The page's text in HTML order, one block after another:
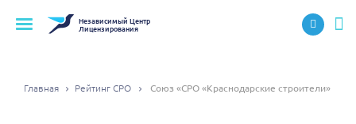
НезависимыйЦентр
Лицензирования
Главная Рейтинг СРО Союз «СРО «Краснодарские строители»